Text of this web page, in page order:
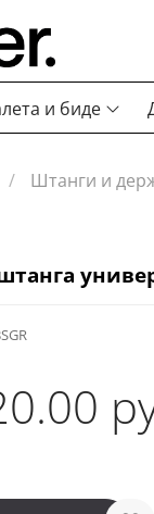
и биде
Штанги и